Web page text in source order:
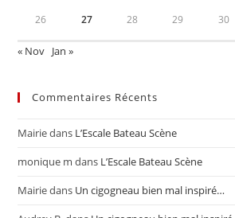
26 27 28 29 30
« Nov Jan »
Commentaires Récents
Mairiedans L’Escale Bateau Scène
monique m dans L’Escale Bateau Scène
Mairiedans Un cigogneau bien mal inspiré…